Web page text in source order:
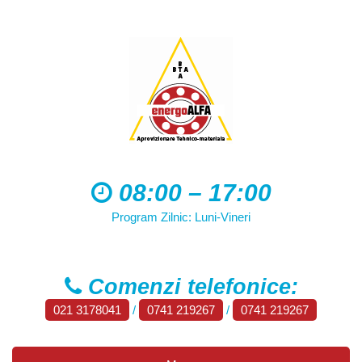
08:00 – 17:00
Program Zilnic: Luni-Vineri
Comenzi telefonice:
021 3178041 / 0741 219267 / 0741 219267